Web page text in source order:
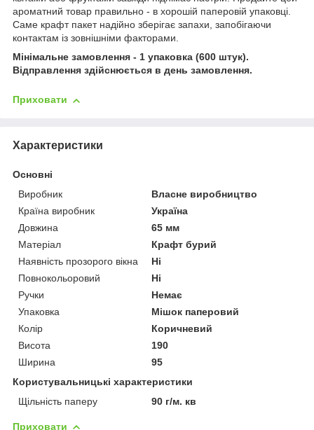
ароматний товар правильно - в хорошій паперовій упаковці.
Саме крафт пакет надійно зберігає запахи, запобігаючи
контактам із зовнішніми факторами.
Мінімальне замовлення - 1 упаковка (600 штук).
Відправлення здійснюється в день замовлення.
Приховати
Характеристики
Основні
Виробник
Власне виробництво
Країна виробник
Україна
Довжина
65 мм
Матеріал
Крафт бурий
Наявність прозорого вікна
Ні
Повнокольоровий
Ні
Ручки
Немає
Упаковка
Мішок паперовий
Колір
Коричневий
Висота
190
Ширина
95
Користувальницькі характеристики
Щільність паперу
90 г/м. кв
Приховати